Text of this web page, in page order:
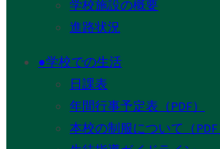
学校施設の概要
進路状況
●学校での生活
日課表
年間行事予定表（PDF）
本校の制服について（PDF